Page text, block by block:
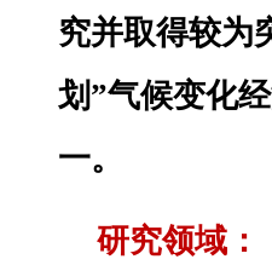
究并取得较为
划”气候变化
一。
研究领域：